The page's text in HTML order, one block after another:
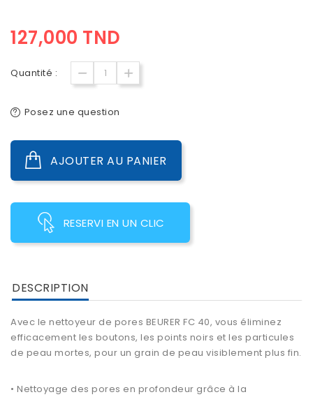
127,000 TND
Quantité :
Posez une question
AJOUTER AU PANIER
RESERVI EN UN CLIC
DESCRIPTION
Avec le nettoyeur de pores BEURER FC 40, vous éliminez
efficacement les boutons, les points noirs et les particules
de peau mortes, pour un grain de peau visiblement plus fin.
• Nettoyage des pores en profondeur grâce à la